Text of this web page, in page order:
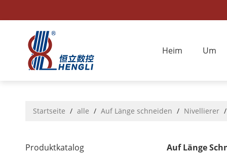
Heim Um
Startseite / alle / Auf Länge schneiden / Nivellierer
Produktkatalog Auf Länge